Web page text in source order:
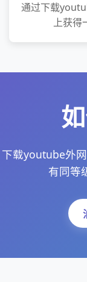
通过下载
上获得
下载youtube外
有同等